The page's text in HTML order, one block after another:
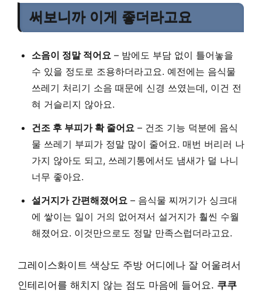
써보니까 이게 좋더라고요
소음이 정말 적어요 – 밤에도 부담 없이 틀어놓을
수 있을 정도로 조용하더라고요. 예전에는 음식물
쓰레기 처리기 소음 때문에 신경 쓰였는데, 이건 전
혀 거슬리지 않아요.
건조 후 부피가 확 줄어요 – 건조 기능 덕분에 음식
물 쓰레기 부피가 정말 많이 줄어요. 매번 버리러 나
가지 않아도 되고, 쓰레기통에서도 냄새가 덜 나니
너무 좋아요.
설거지가 간편해졌어요 – 음식물 찌꺼기가 싱크대
에 쌓이는 일이 거의 없어져서 설거지가 훨씬 수월
해졌어요. 이것만으로도 정말 만족스럽더라고요.
그레이스화이트 색상도 주방 어디에나 잘 어울려서
인테리어를 해치지 않는 점도 마음에 들어요. 쿠쿠